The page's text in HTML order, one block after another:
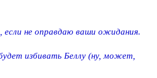
если не оправдаю ваши ожидания.
избивать Беллу (ну, может,